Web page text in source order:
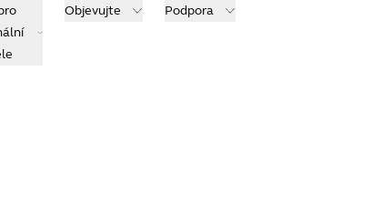
Objevujte Podpora